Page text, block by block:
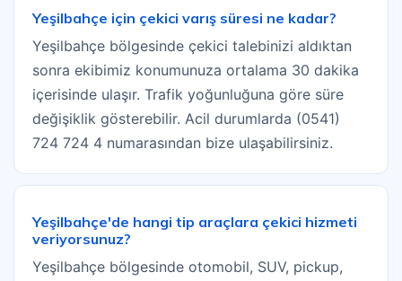
Yeşilbahçe için çekici varış süresi ne kadar?
Yeşilbahçe bölgesinde çekici talebinizi aldıktan
sonra ekibimiz konumunuza ortalama 30 dakika
içerisinde ulaşır. Trafik yoğunluğuna göre süre
değişiklik gösterebilir. Acil durumlarda (0541)
724 724 4 numarasından bize ulaşabilirsiniz.
Yeşilbahçe'de hangi tip araçlara çekici hizmeti
veriyorsunuz?
Yeşilbahçe bölgesinde otomobil, SUV, pickup,